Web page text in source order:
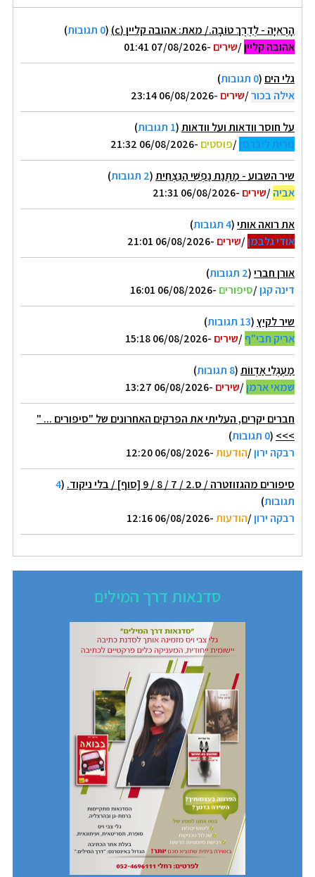
הָרְאִיָּה - לְדֶרֶךְ טוֹבָה./ מאת: אהובה קליין (c) (0 תגובות
)
אהובה קליין/שירים -07/08/2026 01:41
גלי הים (0 תגובות
)
אילה בכור/שירים -06/08/2026 23:14
על חוסר וודאות ועל וודאות(1 תגובות
)
נורית ליברמן/פוסטים -06/08/2026 21:32
שיר השבוע - מַתְּנַת נַפְשִׁי הַנִּצְחִית(2 תגובות
)
אביה/שירים -06/08/2026 21:31
את רואה אותי(4 תגובות
)
אודי גלבמן/שירים -06/08/2026 21:01
אורן חברי(2 תגובות
)
דינה קגן/סיפורים -06/08/2026 16:01
שיר לקיץ(13 תגובות
)
אריק חבי"ף/שירים -06/08/2026 15:18
מַעְגְּלֵי אַדְווֹת(8 תגובות
)
שמאי ארמן/שירים -06/08/2026 13:27
חברים יקרים, העליתי את הפרקים האחרונים של "סיפורים ... "
>>>
(0 תגובות
)
רבקה ירון/הודעות-06/08/2026 12:20
סיפורים מהגזוזטרה / ס.2 / 7 / 8 / 9 [סוף] / בלי ניקוד. (
4
תגובות)
רבקה ירון/הודעות-06/08/2026 12:16
סדנאות דרך המילים